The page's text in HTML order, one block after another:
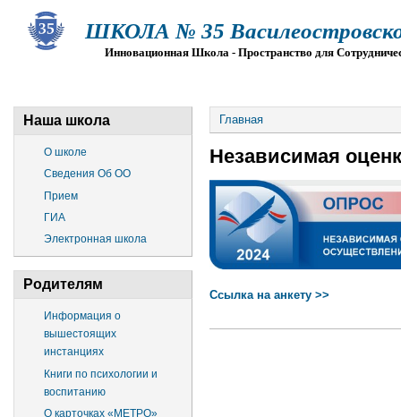
ШКОЛА № 35
Инновационная Школа - Пространство для
Наша школа
О школе
Сведения Об ОО
Прием
ГИА
Электронная школа
Родителям
Информация о
вышестоящих
инстанциях
Книги по психологии и
воспитанию
О карточках «МЕТРО»
Главная
Независимая
Ссылка на анкету >>